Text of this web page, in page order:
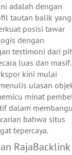
adalah dengan
tautan balik yang
posisi tawar
dengan
testimoni dari
luas dan masif.
kini mulai
ulasan
minat
dalam
bahwa situs
tepercaya.
RajaBacklink